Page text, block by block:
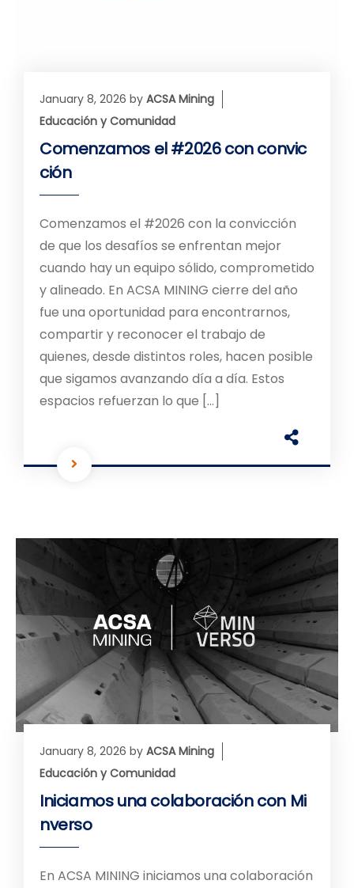
January 8, 2026 by ACSA Mining
Educación y Comunidad
Comenzamos el #2026 con convic
ción
Comenzamos el #2026 con la convicción
de que los desafíos se enfrentan mejor
cuando hay un equipo sólido, comprometido
y alineado. En ACSA MINING cierre del año
fue una oportunidad para encontrarnos,
compartir y reconocer el trabajo de
quienes, desde distintos roles, hacen posible
que sigamos avanzando día a día. Estos
espacios refuerzan lo que […]
January 8, 2026 by ACSA Mining
Educación y Comunidad
Iniciamos una colaboración con Mi
nverso
En ACSA MINING iniciamos una colaboración